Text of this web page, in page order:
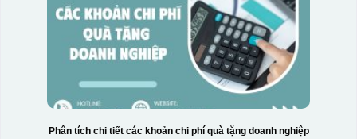
Hộp xi 6 bát cơm
Phân tích chi tiết các khoản chi phí quà tặng doanh nghiệp